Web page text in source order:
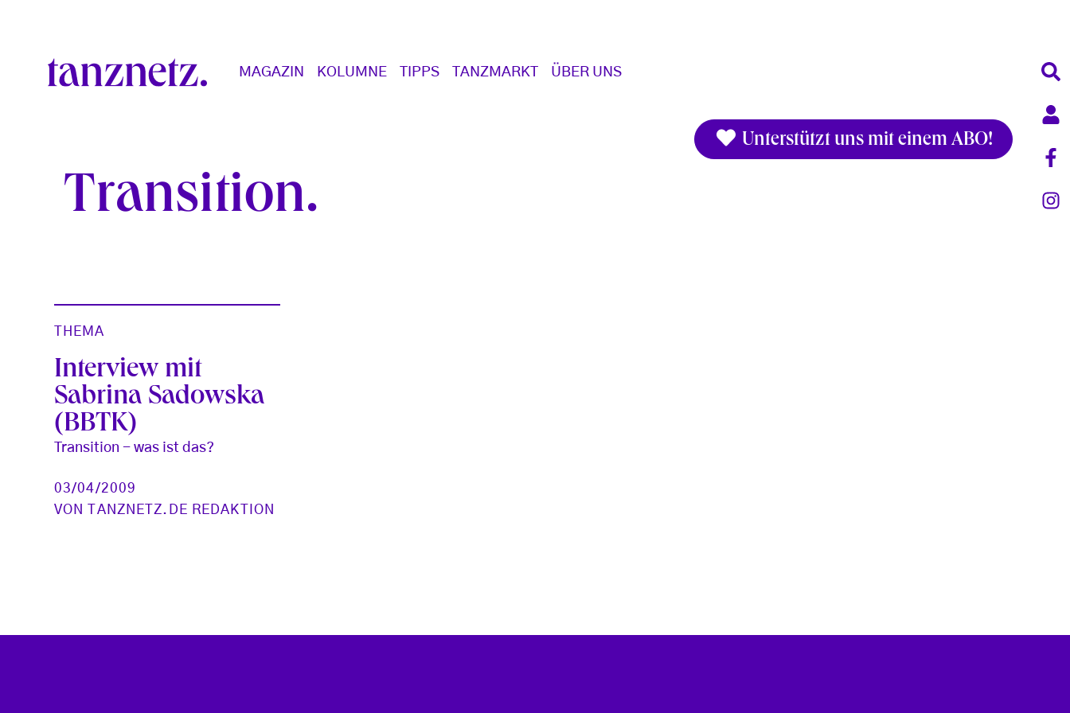
Main navigation
MAGAZIN KOLUMNE TIPPS TANZMARKT ÜBER UNS
Unterstützt uns mit einem ABO!
Transition
THEMA
Interview mit
Sabrina Sadowska
(BBTK)
Transition - was ist das?
03/04/2009
VON
TANZNETZ.DE REDAKTION